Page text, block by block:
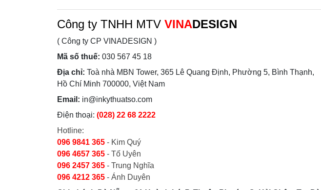
Công ty TNHH MTV VINADESIGN
( Công ty CP VINADESIGN )
Mã số thuế: 030 567 45 18
Địa chỉ: Toà nhà MBN Tower, 365 Lê Quang Định, Phường 5, Bình Thạnh,
Hồ Chí Minh 700000, Việt Nam
Email: in@inkythuatso.com
Điện thoại: (028) 22 68 2222
Hotline:
096 9841 365 - Kim Quý
096 4657 365 - Tố Uyên
096 2457 365 - Trung Nghĩa
096 4212 365 - Ánh Duyên